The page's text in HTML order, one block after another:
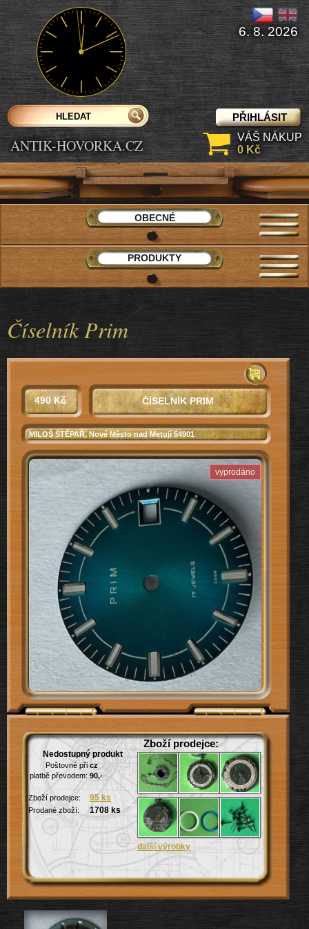
Číselník Prim
vyprodáno
490 Kč ČÍSELNÍK PRIM
MILOŠ ŠTĚPAŘ , Nové Město nad Metují 54901
Nedostupný produkt
cz
platbě převodem: 90,-
Zboží prodejce: 95 ks
Prodané zboží: 1708 ks
Zboží prodejce:
ANTIK-HOVORKA.CZ
PŘIHLÁSIT
6. 8. 2026
VÁŠ NÁKUP
0 Kč
OBECNÉ
PRODUKTY